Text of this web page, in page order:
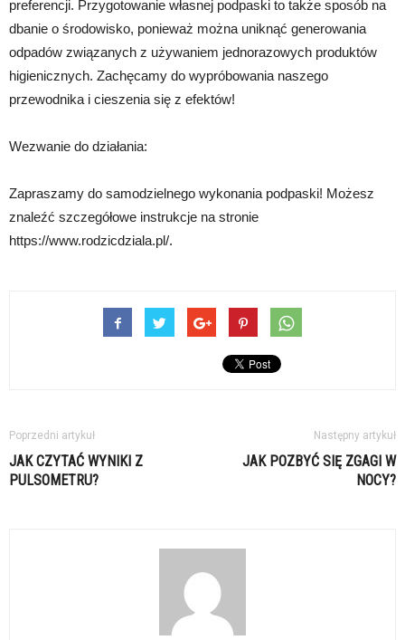
preferencji. Przygotowanie własnej podpaski to także sposób na
dbanie o środowisko, ponieważ można uniknąć generowania
odpadów związanych z używaniem jednorazowych produktów
higienicznych. Zachęcamy do wypróbowania naszego
przewodnika i cieszenia się z efektów!
Wezwanie do działania:
Zapraszamy do samodzielnego wykonania podpaski! Możesz
znaleźć szczegółowe instrukcje na stronie
https://www.rodzicdziala.pl/.
Poprzedni artykuł
JAK CZYTAĆ WYNIKI Z
PULSOMETRU?
Następny artykuł
JAK POZBYĆ SIĘ ZGAGI W
NOCY?